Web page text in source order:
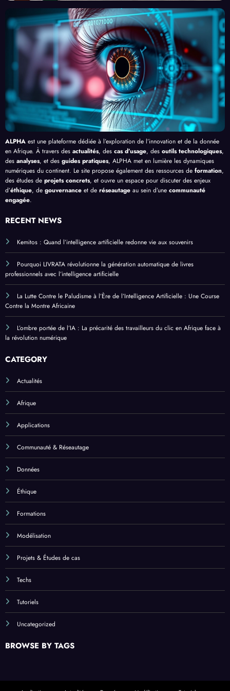
contr
e le
Palud
isme
Afriq
ue
esses
, au-
delà
de
Bang
ui
l’Effi
cacit
é de
l’IA
l’Inte
ce
Artifi
cielle
ALPHA est une plateforme dédiée à l’exploration de l’innovation et de la donnée
en Afrique. À travers des actualités, des cas d’usage, des outils technologiques,
des analyses, et des guides pratiques, ALPHA met en lumière les dynamiques
numériques du continent. Le site propose également des ressources de formation,
des études de projets concrets, et ouvre un espace pour discuter des enjeux
d’éthique, de gouvernance et de réseautage au sein d’une communauté
engagée.
RECENT NEWS
Kemitos : Quand l’intelligence artificielle redonne vie aux souvenirs
Pourquoi LIVRATA révolutionne la génération automatique de livres
professionnels avec l’intelligence artificielle
La Lutte Contre le Paludisme à l’Ère de l’Intelligence Artificielle : Une Course
Contre la Montre Africaine
L’ombre portée de l’IA : La précarité des travailleurs du clic en Afrique face à
la révolution numérique
CATEGORY
Actualités
Afrique
Applications
Communauté & Réseautage
Données
Éthique
Formations
Modélisation
Projets & Études de cas
Techs
Tutoriels
Uncategorized
BROWSE BY TAGS